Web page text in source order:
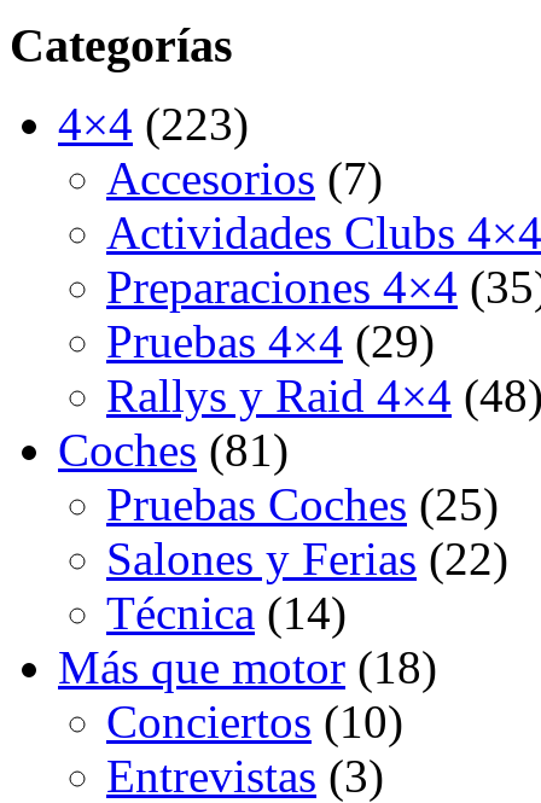
Categorías
4×4 (223)
Accesorios (7)
Actividades Clubs 4×4
Preparaciones 4×4
Pruebas 4×4 (29)
Rallys y Raid 4×4
Coches (81)
Pruebas Coches (25)
Salones y Ferias (22)
Técnica (14)
Más que motor (18)
Conciertos (10)
Entrevistas (3)